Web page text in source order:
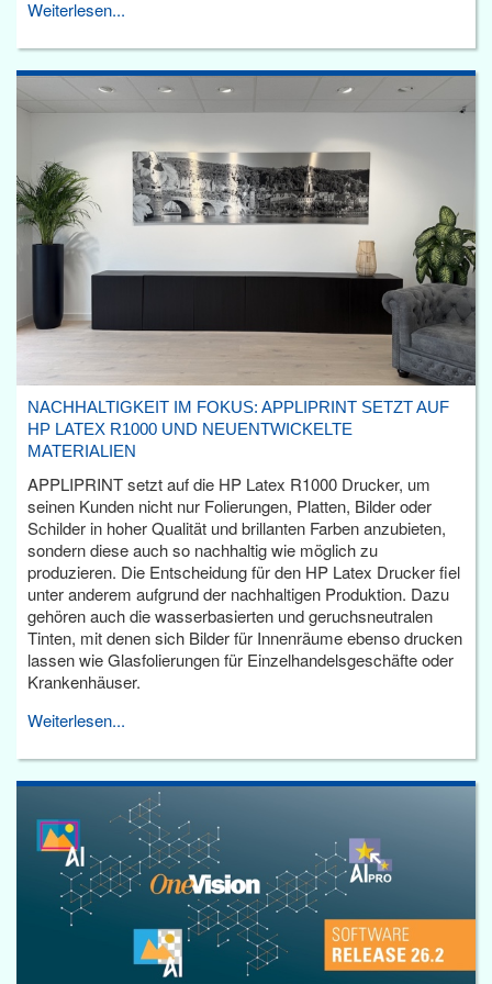
Weiterlesen...
NACHHALTIGKEIT IM FOKUS: APPLIPRINT SETZT AUF
HP LATEX R1000 UND NEUENTWICKELTE
MATERIALIEN
APPLIPRINT setzt auf die HP Latex R1000 Drucker, um
seinen Kunden nicht nur Folierungen, Platten, Bilder oder
Schilder in hoher Qualität und brillanten Farben anzubieten,
sondern diese auch so nachhaltig wie möglich zu
produzieren. Die Entscheidung für den HP Latex Drucker fiel
unter anderem aufgrund der nachhaltigen Produktion. Dazu
gehören auch die wasserbasierten und geruchsneutralen
Tinten, mit denen sich Bilder für Innenräume ebenso drucken
lassen wie Glasfolierungen für Einzelhandelsgeschäfte oder
Krankenhäuser.
Weiterlesen...